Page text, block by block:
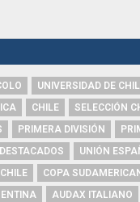
UNIVERSIDAD DE
CHILE
SELECCIÓN
PRIMERA DIVISIÓN
DESTACADOS
UNIÓN
COPA
AUDAX ITALIANO